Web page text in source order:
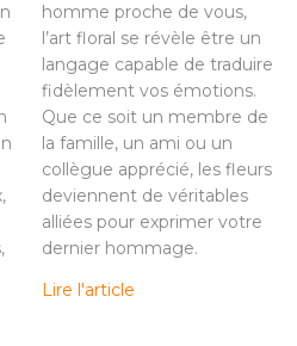
homme proche de vous,
l’art floral se révèle être un
langage capable de traduire
fidèlement vos émotions.
Que ce soit un membre de
la famille, un ami ou un
collègue apprécié, les fleurs
deviennent de véritables
alliées pour exprimer votre
dernier hommage.
Lire l'article